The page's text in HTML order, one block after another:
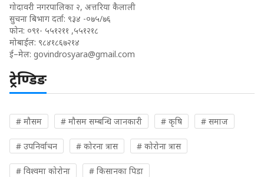
गोदावरी नगरपालिका २, अत्तरिया कैलाली
सुचना बिभाग दर्ता: ९३४ -०७५/७६
फोन: ०९१- ५५१२११ ,५५१२१८
मोबाईल: ९८४१८६७२१४
ई–मेल: govindrosyara@gmail.com
ट्रेण्डिङ
# मौसम # मौसम सम्बन्धि जानकारी # कृषि # समाज
# उपनिर्वाचन # कोरना त्रास # कोरोना त्रास
# विश्वमा कोरोना # किसानका पिडा